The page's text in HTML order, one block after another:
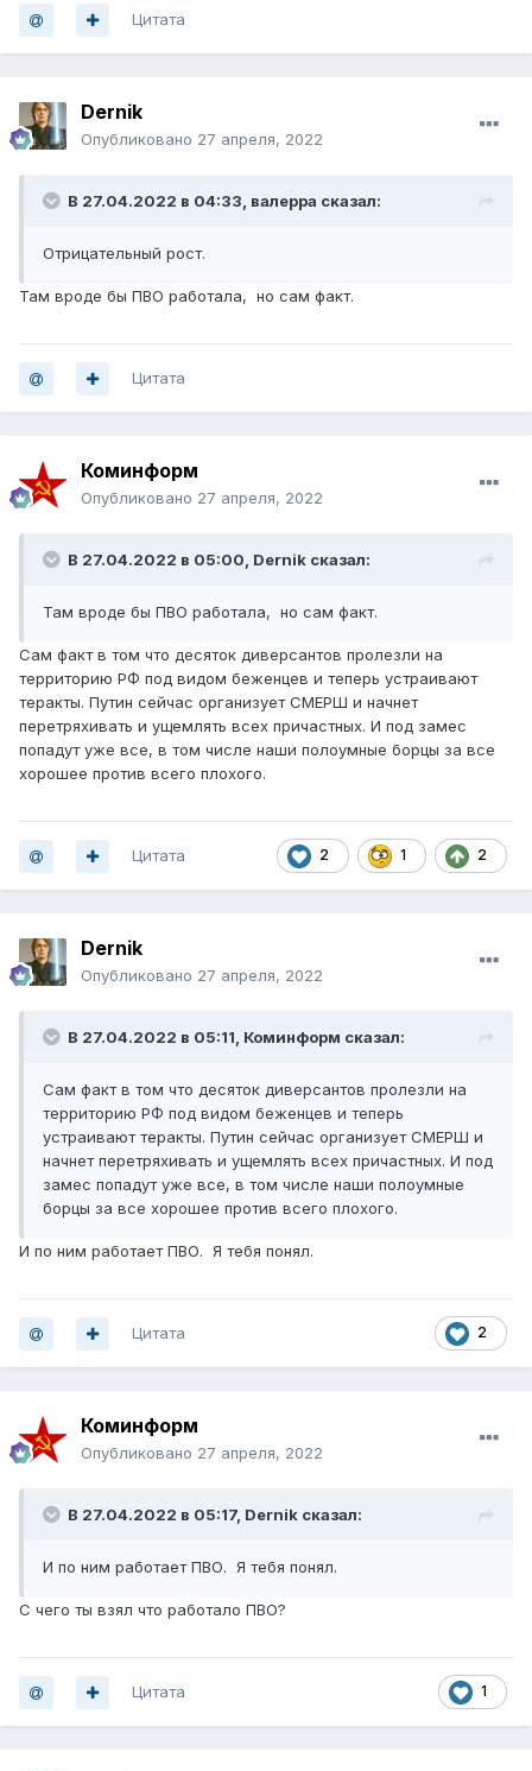
Цитата
Dernik
Опубликовано 27 апреля, 2022
В 27.04.2022 в 04:33, валерра сказал:
Отрицательный рост.
Там вроде бы ПВО работала, но сам факт.
Цитата
Коминформ
Опубликовано 27 апреля, 2022
В 27.04.2022 в 05:00, Dernik сказал:
Там вроде бы ПВО работала, но сам факт.
Сам факт в том что десяток диверсантов пролезли на
территорию РФ под видом беженцев и теперь устраивают
теракты. Путин сейчас организует СМЕРШ и начнет
перетряхивать и ущемлять всех причастных. И под замес
попадут уже все, в том числе наши полоумные борцы за все
хорошее против всего плохого.
2 1 2
Цитата
Dernik
Опубликовано 27 апреля, 2022
В 27.04.2022 в 05:11, Коминформ сказал:
Сам факт в том что десяток диверсантов пролезли на
территорию РФ под видом беженцев и теперь
устраивают теракты. Путин сейчас организует СМЕРШ и
начнет перетряхивать и ущемлять всех причастных. И под
замес попадут уже все, в том числе наши полоумные
борцы за все хорошее против всего плохого.
И по ним работает ПВО. Я тебя понял.
2
Цитата
Коминформ
Опубликовано 27 апреля, 2022
В 27.04.2022 в 05:17, Dernik сказал:
И по ним работает ПВО. Я тебя понял.
С чего ты взял что работало ПВО?
1
Цитата